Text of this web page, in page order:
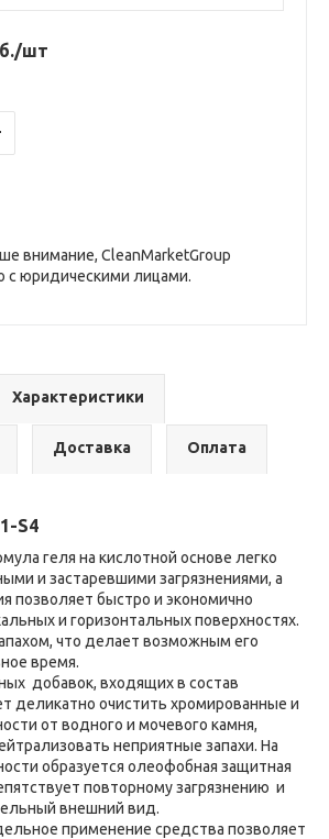
шт
внимание, CleanMarketGroup
с юридическими лицами.
Характеристики
Доставка Оплата
S4
геля на кислотной основе легко
и застаревшими загрязнениями, а
позволяет быстро и экономично
и горизонтальных поверхностях.
что делает возможным его
время.
добавок, входящих в состав
деликатно очистить хромированные и
от водного и мочевого камня,
неприятные запахи. На
образуется олеофобная защитная
повторному загрязнению и
внешний вид.
применение средства позволяет